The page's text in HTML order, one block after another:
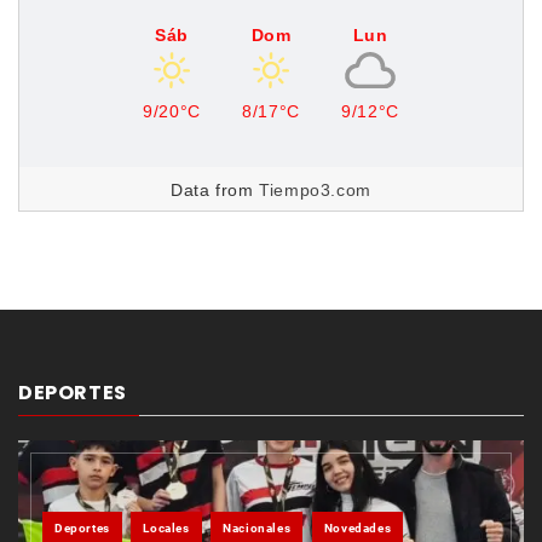
Sáb
9/20°C
Dom
8/17°C
Lun
9/12°C
Data fromTiempo3.com
DEPORTES
Deportes Locales Nacionales Novedades